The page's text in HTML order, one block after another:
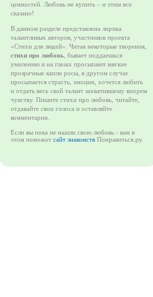
ценностей. Любовь не купить – и этим все
сказано!
В данном разделе представлена лирика
талантливых авторов, участников проекта
«Стихи для людей». Читая некоторые творения,
стихи про любовь , бывает поддаешься
умилению и на глазах просыпают мягкие
прозрачные капли росы, в другом случае
просыпается страсть, эмоции, хочется любить
и отдать весь свой талант захватившему вихрем
чувству. Пишите стихи про любовь, читайте,
отдавайте свои голоса и оставляйте
комментарии.
Если вы пока не нашли свою любовь - вам в
этом поможет сайт знакомств Понравиться.ру.